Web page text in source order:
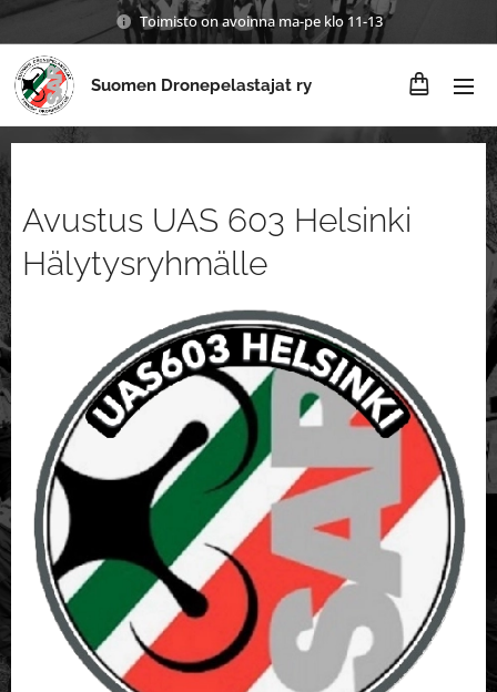
Toimisto on avoinna ma-pe klo 11-13
Suomen Dronepelastajat ry
Avustus UAS 603 Helsinki
Hälytysryhmälle